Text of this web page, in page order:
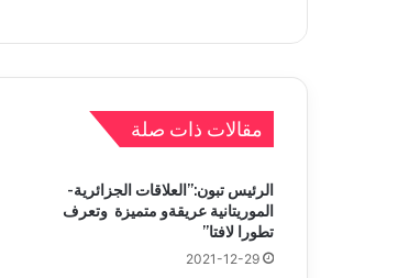
مقالات ذات صلة
الرئيس تبون:”العلاقات الجزائرية-
الموريتانية عريقةو متميزة وتعرف
تطورا لافتا”
2021-12-29